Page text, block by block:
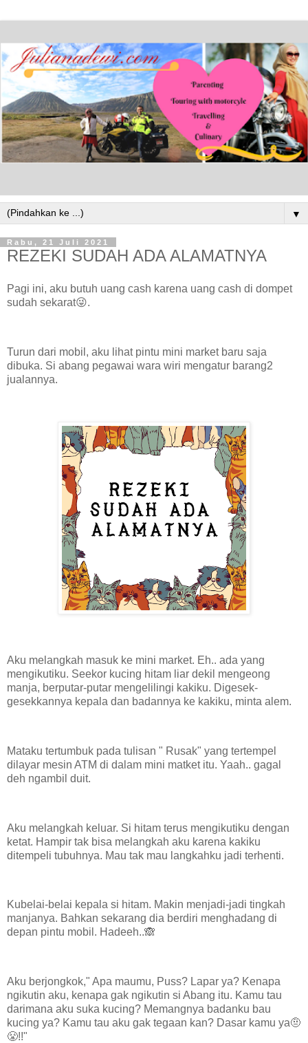
▼
Rabu, 21 Juli 2021
REZEKI SUDAH ADA ALAMATNYA
Pagi ini, aku butuh uang cash karena uang cash di dompet
sudah sekarat😜.
Turun dari mobil, aku lihat pintu mini market baru saja
dibuka. Si abang pegawai wara wiri mengatur barang2
jualannya.
Aku melangkah masuk ke mini market. Eh.. ada yang
mengikutiku. Seekor kucing hitam liar dekil mengeong
manja, berputar-putar mengelilingi kakiku. Digesek-
gesekkannya kepala dan badannya ke kakiku, minta alem.
Mataku tertumbuk pada tulisan " Rusak" yang tertempel
dilayar mesin ATM di dalam mini matket itu. Yaah.. gagal
deh ngambil duit.
Aku melangkah keluar. Si hitam terus mengikutiku dengan
ketat. Hampir tak bisa melangkah aku karena kakiku
ditempeli tubuhnya. Mau tak mau langkahku jadi terhenti.
Kubelai-belai kepala si hitam. Makin menjadi-jadi tingkah
manjanya. Bahkan sekarang dia berdiri menghadang di
depan pintu mobil. Hadeeh..🙈
Aku berjongkok," Apa maumu, Puss? Lapar ya? Kenapa
ngikutin aku, kenapa gak ngikutin si Abang itu. Kamu tau
darimana aku suka kucing? Memangnya badanku bau
kucing ya? Kamu tau aku gak tegaan kan? Dasar kamu ya🤨
😤!!"